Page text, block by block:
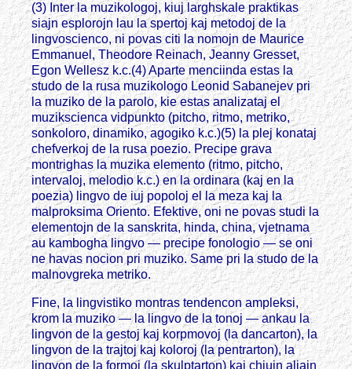
(3) Inter la muzikologoj, kiuj larghskale praktikas
siajn esplorojn lau la spertoj kaj metodoj de la
lingvoscienco, ni povas citi la nomojn de Maurice
Emmanuel, Theodore Reinach, Jeanny Gresset,
Egon Wellesz k.c.(4) Aparte menciinda estas la
studo de la rusa muzikologo Leonid Sabanejev pri
la muziko de la parolo, kie estas analizataj el
muzikscienca vidpunkto (pitcho, ritmo, metriko,
sonkoloro, dinamiko, agogiko k.c.)(5) la plej konataj
chefverkoj de la rusa poezio. Precipe grava
montrighas la muzika elemento (ritmo, pitcho,
intervaloj, melodio k.c.) en la ordinara (kaj en la
poezia) lingvo de iuj popoloj el la meza kaj la
malproksima Oriento. Efektive, oni ne povas studi la
elementojn de la sanskrita, hinda, china, vjetnama
au kambogha lingvo — precipe fonologio — se oni
ne havas nocion pri muziko. Same pri la studo de la
malnovgreka metriko.
Fine, la lingvistiko montras tendencon ampleksi,
krom la muziko — la lingvo de la tonoj — ankau la
lingvon de la gestoj kaj korpmovoj (la dancarton), la
lingvon de la trajtoj kaj koloroj (la pentrarton), la
lingvon de la formoj (la skulptarton) kaj chiujn aliajn